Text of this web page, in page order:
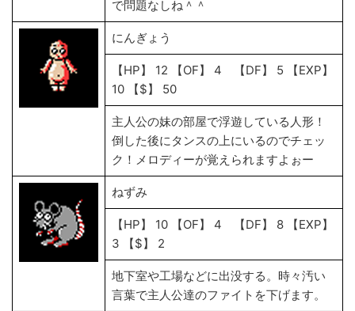
で問題なしね＾＾
にんぎょう
【HP】 12 【OF】 4 【DF】 5 【EXP】
10 【$】 50
主人公の妹の部屋で浮遊している人形！
倒した後にタンスの上にいるのでチェッ
ク！メロディーが覚えられますよぉー
ねずみ
【HP】 10 【OF】 4 【DF】 8 【EXP】
3 【$】 2
地下室や工場などに出没する。時々汚い
言葉で主人公達のファイトを下げます。